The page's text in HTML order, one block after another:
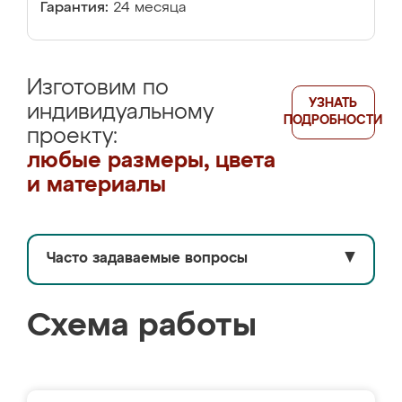
Гарантия: 24 месяца
Изготовим по
индивидуальному
проекту:
любые размеры, цвета
и материалы
УЗНАТЬ
ПОДРОБНОСТИ
Часто задаваемые вопросы ▼
Схема работы